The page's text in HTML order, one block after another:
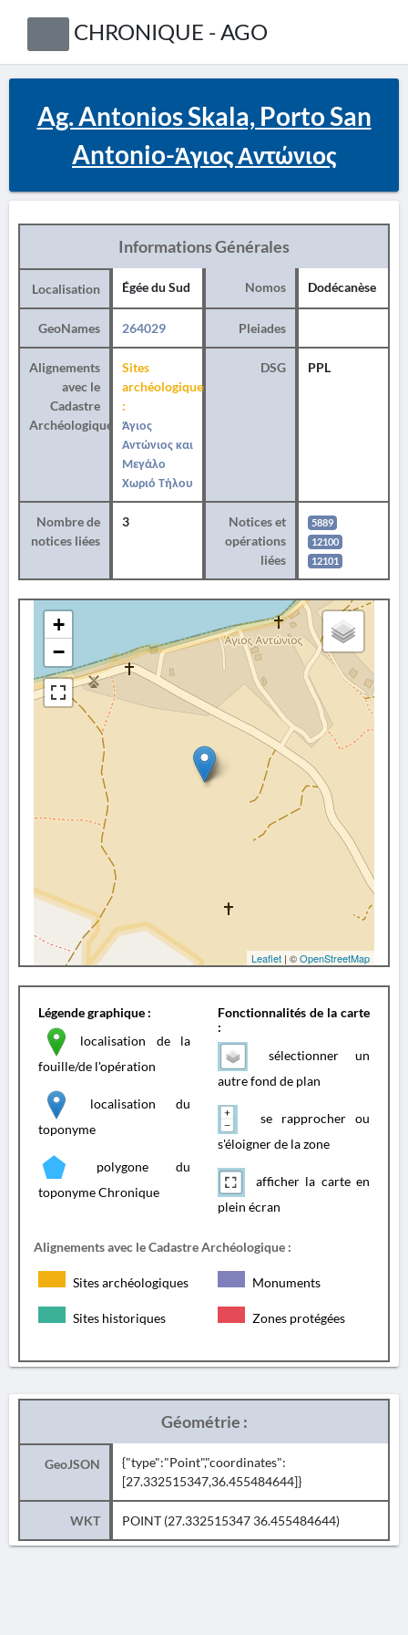
CHRONIQUE - AGO
Ag. Antonios Skala, Porto San
Antonio-Άγιος Αντώνιος
Informations Générales
Localisation Égée du Sud Nomos Dodécanèse
GeoNames 264029 Pleiades
Alignements
avec le
Cadastre
Archéologique
Sites
archéologiques
:
Άγιος
Αντώνιος και
Μεγάλο
Χωριό Τήλου
DSG PPL
Nombre de
notices liées
3
Notices et
opérations
liées
5889
12100
12101
+
−
Leaflet | ©OpenStreetMap
Légende graphique :
localisation de la
fouille/de l'opération
localisation du
toponyme
polygone du
toponyme Chronique
Fonctionnalités de la carte
:
sélectionner un
autre fond de plan
se rapprocher ou
s'éloigner de la zone
afficher la carte en
plein écran
Alignements avec le Cadastre Archéologique :
Sites archéologiques Monuments
Sites historiques Zones protégées
Géométrie :
GeoJSON
{"type":"Point","coordinates":
[27.332515347,36.455484644]}
WKT POINT (27.332515347 36.455484644)